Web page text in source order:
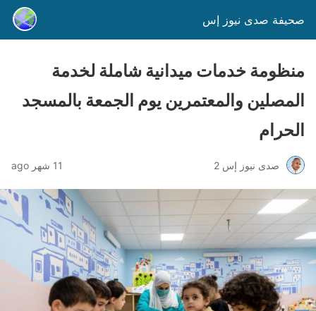
صحيفة صدى نيوز إس
منظومة خدمات ميدانية شاملة لخدمة
المصلين والمعتمرين يوم الجمعة بالمسجد
الحرام
صدى نيوز إس 2 11 شهر ago